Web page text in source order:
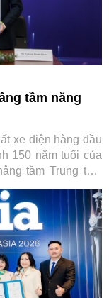
tầm năng
xe điện hàng đầu
150 năm tuổi của
tầm Trung tâm
ô tô của toàn khu